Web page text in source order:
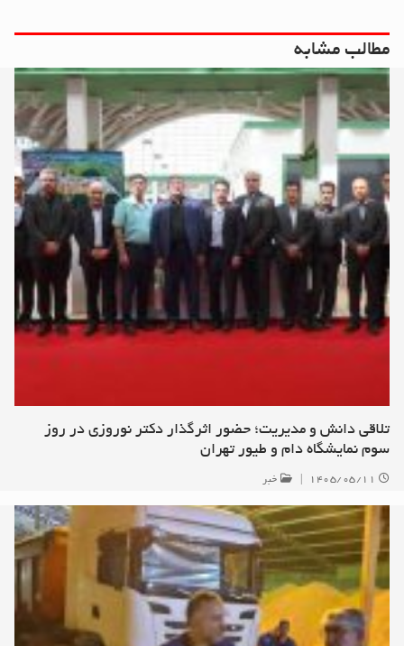
مطالب مشابه
تلاقی دانش و مدیریت؛ حضور اثرگذار دکتر نوروزی در روز
سوم نمایشگاه دام و طیور تهران
۱۴۰۵/۰۵/۱۱ خبر